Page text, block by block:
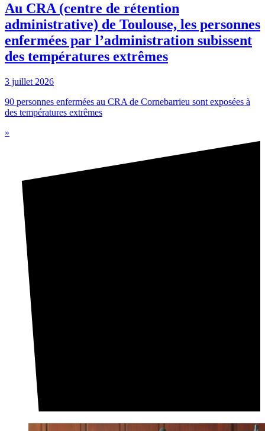
Au CRA (centre de rétention
administrative) de Toulouse, les personnes
enfermées par l’administration subissent
des températures extrêmes
3 juillet 2026
90 personnes enfermées au CRA de Cornebarrieu sont exposées à
des températures extrêmes
»